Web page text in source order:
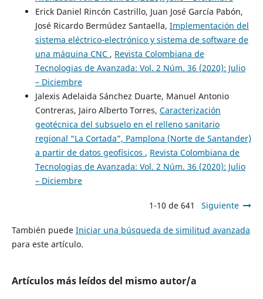
Erick Daniel Rincón Castrillo, Juan José García Pabón,
José Ricardo Bermúdez Santaella, Implementación del
sistema eléctrico-electrónico y sistema de software de
una máquina CNC , Revista Colombiana de
Tecnologias de Avanzada: Vol. 2 Núm. 36 (2020): Julio
– Diciembre
Jalexis Adelaida Sánchez Duarte, Manuel Antonio
Contreras, Jairo Alberto Torres, Caracterización
geotécnica del subsuelo en el relleno sanitario
regional “La Cortada”, Pamplona (Norte de Santander)
a partir de datos geofísicos , Revista Colombiana de
Tecnologias de Avanzada: Vol. 2 Núm. 36 (2020): Julio
– Diciembre
1-10 de 641 Siguiente
También puede Iniciar una búsqueda de similitud avanzada
para este artículo.
Artículos más leídos del mismo autor/a